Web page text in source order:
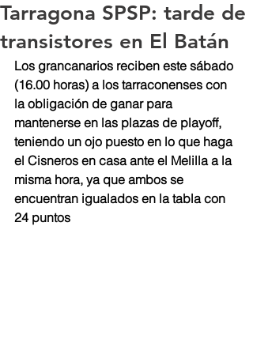
Tarragona SPSP: tarde de
transistores en El Batán
Los grancanarios reciben este sábado
(16.00 horas) a los tarraconenses con
la obligación de ganar para
mantenerse en las plazas de playoff,
teniendo un ojo puesto en lo que haga
el Cisneros en casa ante el Melilla a la
misma hora, ya que ambos se
encuentran igualados en la tabla con
24 puntos